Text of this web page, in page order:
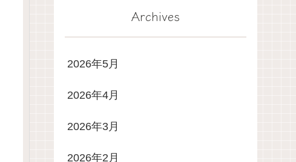
Archives
2026年5月
2026年4月
2026年3月
2026年2月